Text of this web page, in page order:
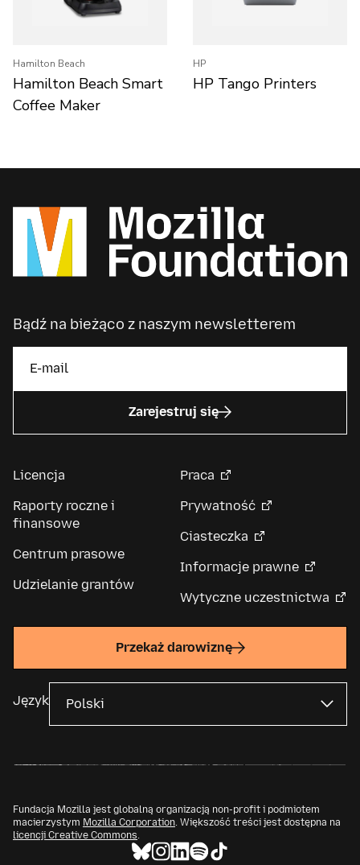
Hamilton Beach
Hamilton Beach Smart
Coffee Maker
HP
HP Tango Printers
Bądź na bieżąco z naszym newsletterem
Zarejestruj się
Licencja
Raporty roczne i
finansowe
Centrum prasowe
Udzielanie grantów
Praca
Prywatność
Ciasteczka
Informacje prawne
Wytyczne uczestnictwa
Przekaż darowiznę
Język
Fundacja Mozilla jest globalną organizacją non-profit i podmiotem
macierzystym Mozilla Corporation. Większość treści jest dostępna na
licencji Creative Commons.